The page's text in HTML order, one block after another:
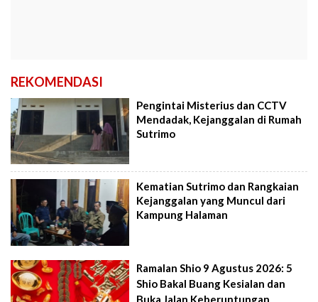
REKOMENDASI
Pengintai Misterius dan CCTV
Mendadak, Kejanggalan di Rumah
Sutrimo
Kematian Sutrimo dan Rangkaian
Kejanggalan yang Muncul dari
Kampung Halaman
Ramalan Shio 9 Agustus 2026: 5
Shio Bakal Buang Kesialan dan
Buka Jalan Keberuntungan